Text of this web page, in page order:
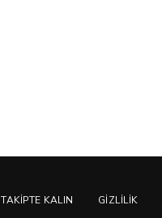
TAKIPTE KALIN GIZLILIK